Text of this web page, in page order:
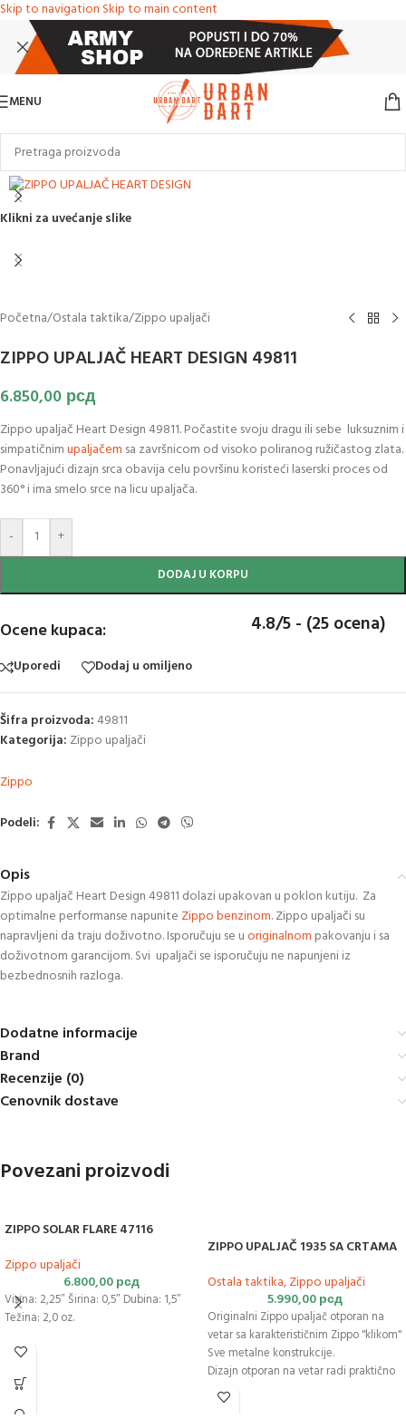
Skip to navigation Skip to main content
MENU
Klikni za uvećanje slike
Početna/Ostala taktika/Zippo upaljači
ZIPPO UPALJAČ HEART DESIGN 49811
6.850,00 рсд
Zippo upaljač Heart Design 49811. Počastite svoju dragu ili sebe luksuznim i
simpatičnimupaljačem sa završnicom od visoko poliranog ružičastog zlata.
Ponavljajući dizajn srca obavija celu površinu koristeći laserski proces od
360° i ima smelo srce na licu upaljača.
- +
DODAJ U KORPU
Ocene kupaca: 4.8/5 - (25 ocena)
Uporedi Dodaj u omiljeno
Šifra proizvoda: 49811
Kategorija: Zippo upaljači
Zippo
Podeli:
Opis
Zippo upaljač Heart Design 49811 dolazi upakovan u poklon kutiju. Za
optimalne performanse napunite Zippo benzinom. Zippo upaljači su
napravljeni da traju doživotno. Isporučuju se uoriginalnom pakovanju i sa
doživotnom garancijom. Svi upaljači se isporučuju ne napunjeni iz
bezbednosnih razloga.
Dodatne informacije
Brand
Recenzije (0)
Cenovnik dostave
Povezani proizvodi
ZIPPO SOLAR FLARE 47116
Zippo upaljači
6.800,00рсд
Visina: 2,25″ Širina: 0,5″ Dubina: 1,5″
Težina: 2,0 oz.
ZIPPO UPALJAČ 1935 SA CRTAMA
Ostala taktika,Zippo upaljači
5.990,00рсд
Originalni Zippo upaljač otporan na
vetar sa karakterističnim Zippo "klikom"
Sve metalne konstrukcije.
Dizajn otporan na vetar radi praktično
svuda
Može se ponovo puniti tokom celog